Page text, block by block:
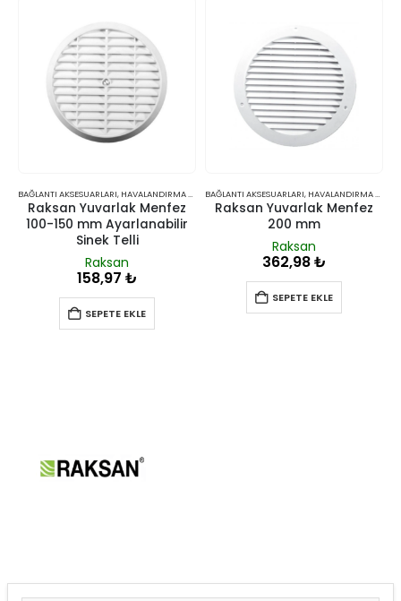
BAĞLANTI AKSESUARLARI, HAVALANDIRMA VE İKLIMLENDIRME
Raksan Yuvarlak Menfez
100-150 mm Ayarlanabilir
Sinek Telli
Raksan
158,97 ₺
SEPETE EKLE
BAĞLANTI AKSESUARLARI, HAVALANDIRMA VE İKLIMLENDIRME
Raksan Yuvarlak Menfez
200 mm
Raksan
362,98₺
SEPETE EKLE